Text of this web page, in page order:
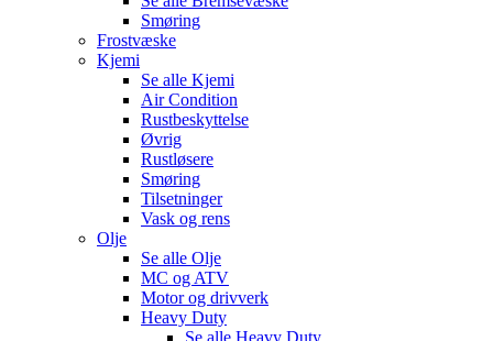
Smøring
Frostvæske
Kjemi
Se alle Kjemi
Air Condition
Rustbeskyttelse
Øvrig
Rustløsere
Smøring
Tilsetninger
Vask og rens
Olje
Se alle Olje
MC og ATV
Motor og drivverk
Heavy Duty
Se alle Heavy Duty